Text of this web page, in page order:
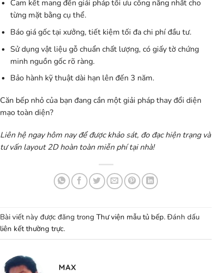
Cam kết mang đến giải pháp tối ưu công năng nhất cho
từng mặt bằng cụ thể.
Báo giá gốc tại xưởng, tiết kiệm tối đa chi phí đầu tư.
Sử dụng vật liệu gỗ chuẩn chất lượng, có giấy tờ chứng
minh nguồn gốc rõ ràng.
Bảo hành kỹ thuật dài hạn lên đến 3 năm.
Căn bếp nhỏ của bạn đang cần một giải pháp thay đổi diện
mạo toàn diện?
Liên hệ ngay hôm nay để được khảo sát, đo đạc hiện trạng và
tư vấn layout 2D hoàn toàn miễn phí tại nhà!
Bài viết này được đăng trong Thư viện mẫu tủ bếp. Đánh dấu
liên kết thường trực.
MAX